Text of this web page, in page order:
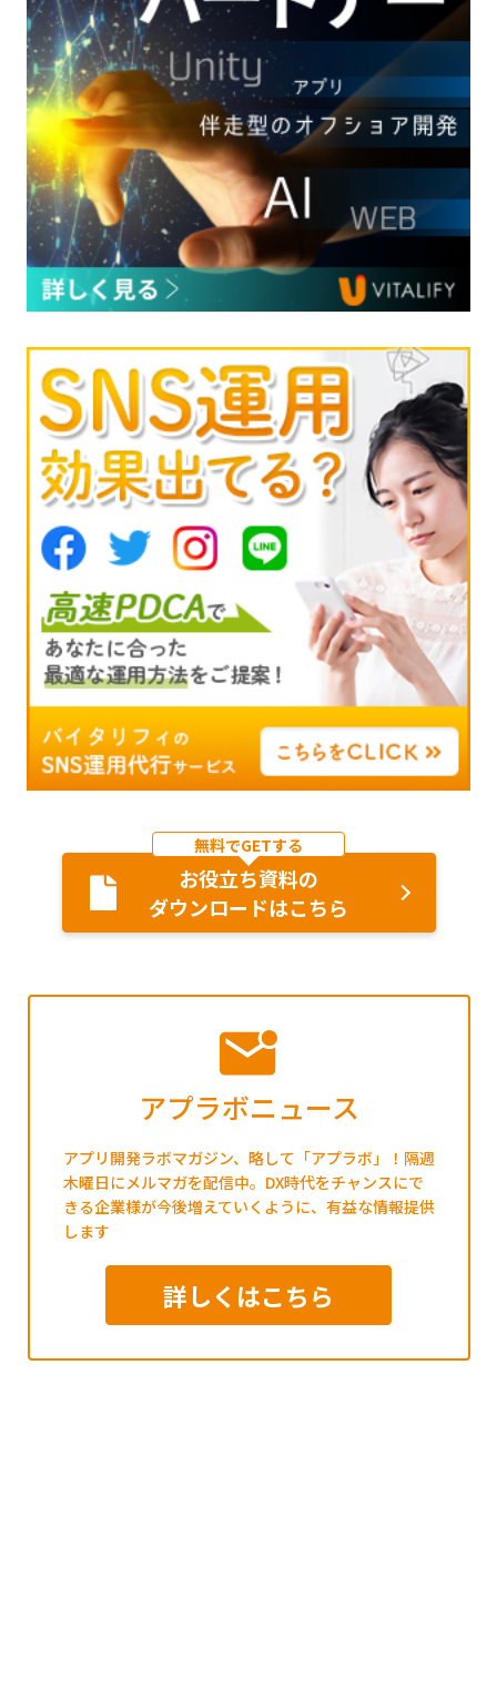
お役立ち資料の
ダウンロードはこちら
無料でGETする
アプラボニュース
アプリ開発ラボマガジン、略して「アプラボ」！隔週
木曜日にメルマガを配信中。DX時代をチャンスにで
きる企業様が今後増えていくように、有益な情報提供
します
詳しくはこちら